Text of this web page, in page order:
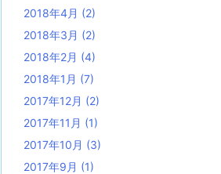
2018年4月 (2)
2018年3月 (2)
2018年2月 (4)
2018年1月 (7)
2017年12月 (2)
2017年11月 (1)
2017年10月 (3)
2017年9月 (1)